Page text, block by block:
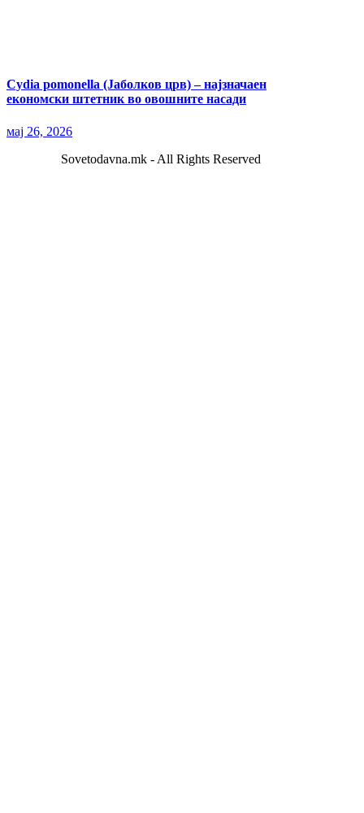
Cydia pomonella (Јаболков црв) – најзначаен
економски штетник во овошните насади
мај 26, 2026
Sovetodavna.mk - All Rights Reserved